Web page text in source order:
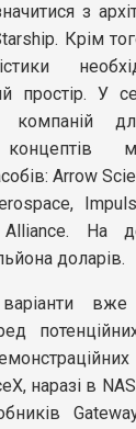
з
Крім
простір. У
Arrow
На
доларів.
вже
наразі в